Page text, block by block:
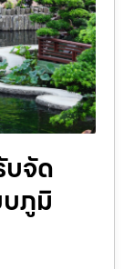
จัด
ภูมิ